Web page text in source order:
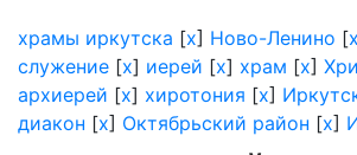
храмы иркутска [x] Ново-Ленино [x
служение [x] иерей [x] храм [x]
архиерей [x] хиротония [x]
диакон [x] Октябрьский район [x]